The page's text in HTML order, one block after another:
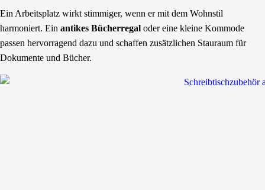
Ein Arbeitsplatz wirkt stimmiger, wenn er mit dem Wohnstil
harmoniert. Ein antikes Bücherregal oder eine kleine Kommode
passen hervorragend dazu und schaffen zusätzlichen Stauraum für
Dokumente und Bücher.